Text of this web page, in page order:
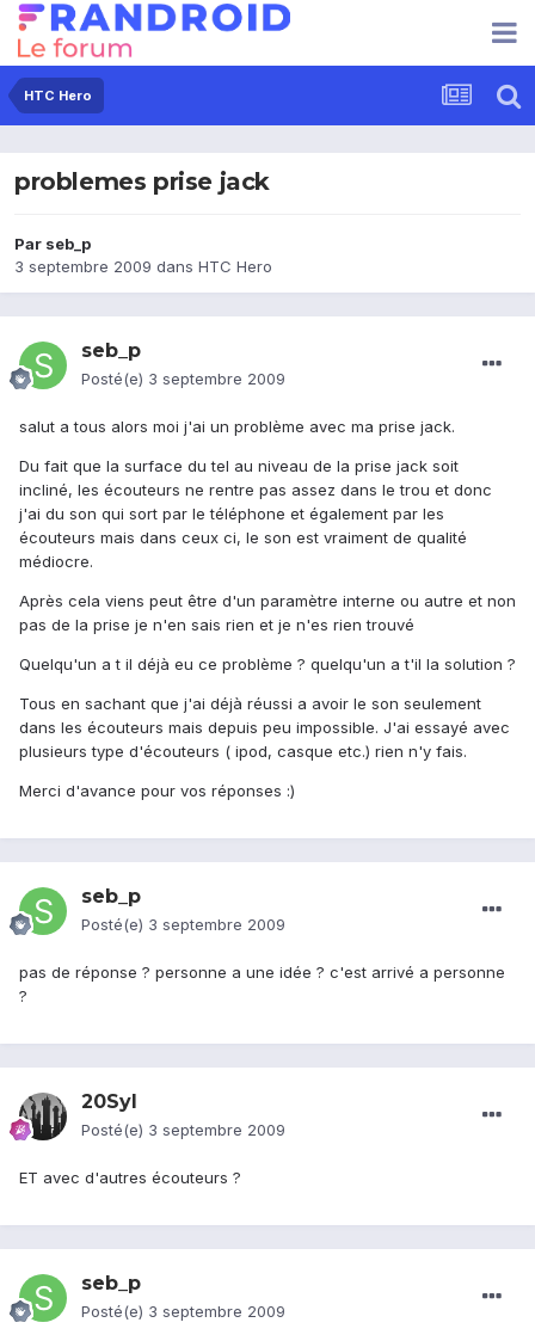
HTC Hero
problemes prise jack
Par seb_p
3 septembre 2009 dans HTC Hero
seb_p
Posté(e) 3 septembre 2009
salut a tous alors moi j'ai un problème avec ma prise jack.
Du fait que la surface du tel au niveau de la prise jack soit
incliné, les écouteurs ne rentre pas assez dans le trou et donc
j'ai du son qui sort par le téléphone et également par les
écouteurs mais dans ceux ci, le son est vraiment de qualité
médiocre.
Après cela viens peut être d'un paramètre interne ou autre et non
pas de la prise je n'en sais rien et je n'es rien trouvé
Quelqu'un a t il déjà eu ce problème ? quelqu'un a t'il la solution ?
Tous en sachant que j'ai déjà réussi a avoir le son seulement
dans les écouteurs mais depuis peu impossible. J'ai essayé avec
plusieurs type d'écouteurs ( ipod, casque etc.) rien n'y fais.
Merci d'avance pour vos réponses :)
seb_p
Posté(e) 3 septembre 2009
pas de réponse ? personne a une idée ? c'est arrivé a personne
?
20Syl
Posté(e) 3 septembre 2009
ET avec d'autres écouteurs ?
seb_p
Posté(e) 3 septembre 2009